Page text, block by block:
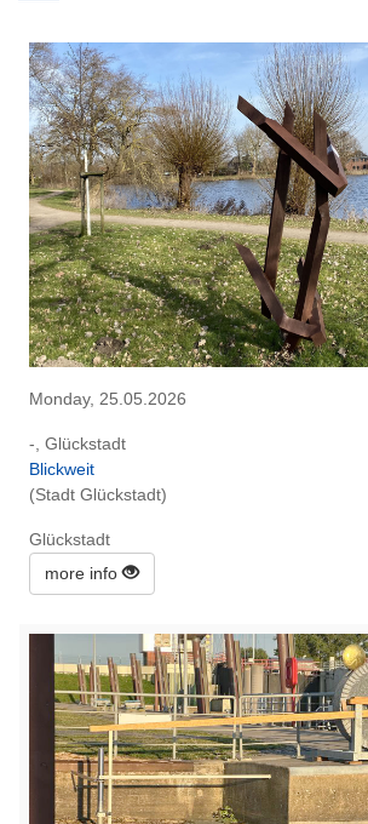
Monday, 25.05.2026
-, Glückstadt
Blickweit
(Stadt Glückstadt)
Glückstadt
more info